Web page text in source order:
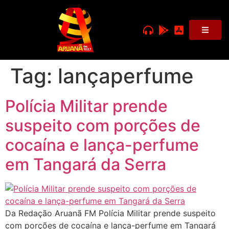
Tag: lançaperfume
Polícia Militar prende
suspeito com porções de
cocaína e lança-perfume
em Tangará da Serra
Da Redação Aruanã FM Polícia Militar prende suspeito
com porções de cocaína e lança-perfume em Tangará